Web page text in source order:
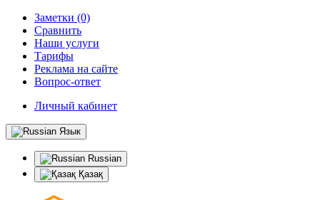
Заметки (0)
Сравнить
Наши услуги
Тарифы
Реклама на сайте
Вопрос-ответ
Личный кабинет
Язык
Russian
Қазақ